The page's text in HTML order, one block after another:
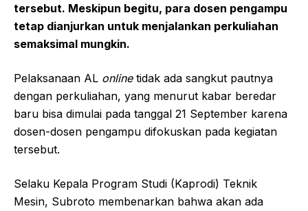
tersebut. Meskipun begitu, para dosen pengampu
tetap dianjurkan untuk menjalankan perkuliahan
semaksimal mungkin.
Pelaksanaan AL online tidak ada sangkut pautnya
dengan perkuliahan, yang menurut kabar beredar
baru bisa dimulai pada tanggal 21 September karena
dosen-dosen pengampu difokuskan pada kegiatan
tersebut.
Selaku Kepala Program Studi (Kaprodi) Teknik
Mesin, Subroto membenarkan bahwa akan ada